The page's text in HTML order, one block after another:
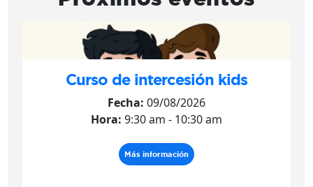
Curso de intercesión kids
Fecha: 09/08/2026
Hora: 9:30 am - 10:30 am
Más información